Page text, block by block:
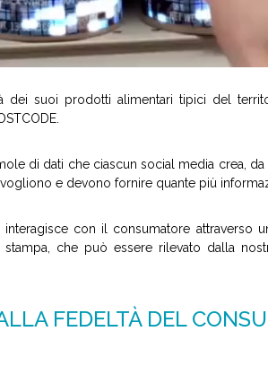
dei suoi prodotti alimentari tipici del
di dati che ciascun social media crea,
e devono fornire quante più
con il consumatore attraverso
che può essere rilevato dalla
FEDELTÀ DEL